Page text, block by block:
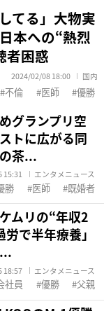
てる」大物実
本への“熱烈
者困惑
2024/02/08 18:00 国内
不倫 医師 優勝
グランプリ空
トに広がる同
茶...
15:31 エンタメニュース
勝 医師 既婚者
ムリの“年収2
で半年療養」
18:57 エンタメニュース
社員 優勝 父親